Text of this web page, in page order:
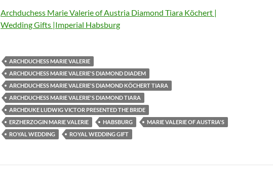
Archduchess Marie Valerie of Austria Diamond Tiara Köchert |
Wedding Gifts |Imperial Habsburg
ARCHDUCHESS MARIE VALERIE
ARCHDUCHESS MARIE VALERIE'S DIAMOND DIADEM
ARCHDUCHESS MARIE VALERIE'S DIAMOND KÖCHERT TIARA
ARCHDUCHESS MARIE VALERIE'S DIAMOND TIARA
ARCHDUKE LUDWIG VICTOR PRESENTED THE BRIDE
ERZHERZOGIN MARIE VALERIE
HABSBURG
MARIE VALERIE OF AUSTRIA'S
ROYAL WEDDING
ROYAL WEDDING GIFT